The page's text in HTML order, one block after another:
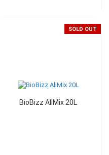
SOLD OUT
BioBizz AllMix 20L